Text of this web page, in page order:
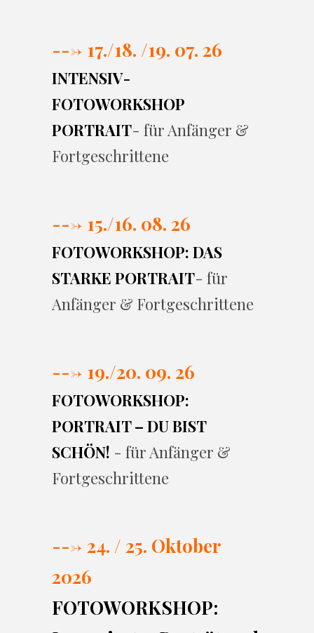
---> 17./18. /19. 07. 26
INTENSIV-
FOTOWORKSHOP
PORTRAIT- für Anfänger &
Fortgeschrittene
---> 15./16. 08. 26
FOTOWORKSHOP: DAS
STARKE PORTRAIT- für
Anfänger & Fortgeschrittene
---> 19./20. 09. 26
FOTOWORKSHOP:
PORTRAIT – DU BIST
SCHÖN! - für Anfänger &
Fortgeschrittene
---> 24. / 25. Oktober
2026
FOTOWORKSHOP: